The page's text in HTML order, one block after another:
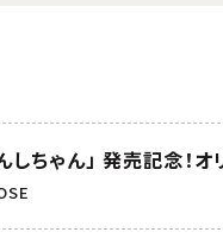
しちゃん」 発売記念！